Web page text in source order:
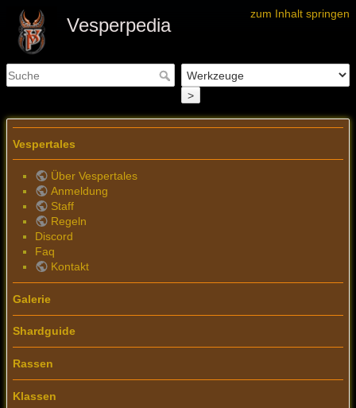
zum Inhalt springen
Vesperpedia
>
Vespertales
Über Vespertales
Anmeldung
Staff
Regeln
Discord
Faq
Kontakt
Galerie
Shardguide
Rassen
Klassen